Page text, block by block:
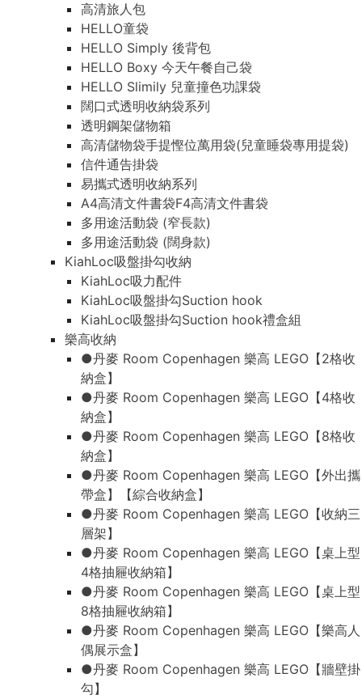
高清旅人包
HELLO童袋
HELLO Simply 後背包
HELLO Boxy 今天午餐自己袋
HELLO Slimily 兒童撞色功課袋
闊口式透明收納袋系列
透明鋼架儲物箱
高清儲物袋手提慳位萬用袋(兒童睡袋專用提袋)
信件通告掛袋
易攜式透明收納系列
A4高清文件書袋F4高清文件書袋
多用途活動袋 (窄長款)
多用途活動袋 (闊身款)
KiahLoc吸盤掛勾收納
KiahLoc吸力配件
KiahLoc吸盤掛勾Suction hook
KiahLoc吸盤掛勾Suction hook禮盒組
樂高收納
●丹麥 Room Copenhagen 樂高 LEGO【2格收
納盒】
●丹麥 Room Copenhagen 樂高 LEGO【4格收
納盒】
●丹麥 Room Copenhagen 樂高 LEGO【8格收
納盒】
●丹麥 Room Copenhagen 樂高 LEGO【外出攜
帶盒】【綜合收納盒】
●丹麥 Room Copenhagen 樂高 LEGO【收納三
層架】
●丹麥 Room Copenhagen 樂高 LEGO【桌上型
4格抽屜收納箱】
●丹麥 Room Copenhagen 樂高 LEGO【桌上型
8格抽屜收納箱】
●丹麥 Room Copenhagen 樂高 LEGO【樂高人
偶展示盒】
●丹麥 Room Copenhagen 樂高 LEGO【牆壁掛
勾】